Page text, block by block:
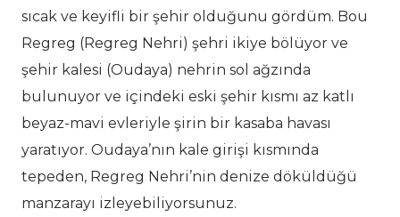
sıcak ve keyifli bir şehir olduğunu gördüm. Bou
Regreg (Regreg Nehri) şehri ikiye bölüyor ve
şehir kalesi (Oudaya) nehrin sol ağzında
bulunuyor ve içindeki eski şehir kısmı az katlı
beyaz-mavi evleriyle şirin bir kasaba havası
yaratıyor. Oudaya’nın kale girişi kısmında
tepeden, Regreg Nehri’nin denize döküldüğü
manzarayı izleyebiliyorsunuz.